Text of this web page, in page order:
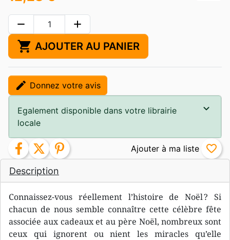
Description
Connaissez-vous réellement l’histoire de Noël ? Si
chacun de nous semble connaître cette célèbre fête
associée aux cadeaux et au père Noël, nombreux sont
ceux qui ignorent ou nient les miracles qu’elle
remove add
shopping_cart AJOUTER AU PANIER
edit Donnez votre avis
Egalement disponible dans votre librairie
locale
facebook twitter pinterest favorite_border